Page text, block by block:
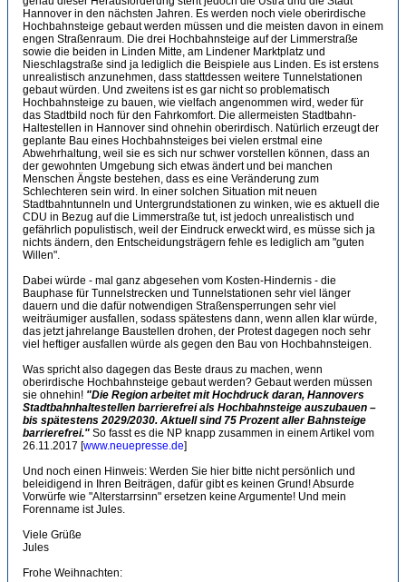
Hannover in den nächsten Jahren. Es werden noch viele oberirdische
Hochbahnsteige gebaut werden müssen und die meisten davon in einem
engen Straßenraum. Die drei Hochbahnsteige auf der Limmerstraße
sowie die beiden in Linden Mitte, am Lindener Marktplatz und
Nieschlagstraße sind ja lediglich die Beispiele aus Linden. Es ist erstens
unrealistisch anzunehmen, dass stattdessen weitere Tunnelstationen
gebaut würden. Und zweitens ist es gar nicht so problematisch
Hochbahnsteige zu bauen, wie vielfach angenommen wird, weder für
das Stadtbild noch für den Fahrkomfort. Die allermeisten Stadtbahn-
Haltestellen in Hannover sind ohnehin oberirdisch. Natürlich erzeugt der
geplante Bau eines Hochbahnsteiges bei vielen erstmal eine
Abwehrhaltung, weil sie es sich nur schwer vorstellen können, dass an
der gewohnten Umgebung sich etwas ändert und bei manchen
Menschen Ängste bestehen, dass es eine Veränderung zum
Schlechteren sein wird. In einer solchen Situation mit neuen
Stadtbahntunneln und Untergrundstationen zu winken, wie es aktuell die
CDU in Bezug auf die Limmerstraße tut, ist jedoch unrealistisch und
gefährlich populistisch, weil der Eindruck erweckt wird, es müsse sich ja
nichts ändern, den Entscheidungsträgern fehle es lediglich am "guten
Willen".
Dabei würde - mal ganz abgesehen vom Kosten-Hindernis - die
Bauphase für Tunnelstrecken und Tunnelstationen sehr viel länger
dauern und die dafür notwendigen Straßensperrungen sehr viel
weiträumiger ausfallen, sodass spätestens dann, wenn allen klar würde,
das jetzt jahrelange Baustellen drohen, der Protest dagegen noch sehr
viel heftiger ausfallen würde als gegen den Bau von Hochbahnsteigen.
Was spricht also dagegen das Beste draus zu machen, wenn
oberirdische Hochbahnsteige gebaut werden? Gebaut werden müssen
sie ohnehin! "Die Region arbeitet mit Hochdruck daran, Hannovers
Stadtbahnhaltestellen barrierefrei als Hochbahnsteige auszubauen –
bis spätestens 2029/2030. Aktuell sind 75 Prozent aller Bahnsteige
barrierefrei." So fasst es die NP knapp zusammen in einem Artikel vom
26.11.2017 [www.neuepresse.de]
Und noch einen Hinweis: Werden Sie hier bitte nicht persönlich und
beleidigend in Ihren Beiträgen, dafür gibt es keinen Grund! Absurde
Vorwürfe wie "Alterstarrsinn" ersetzen keine Argumente! Und mein
Forenname ist Jules.
Viele Grüße
Jules
Frohe Weihnachten: